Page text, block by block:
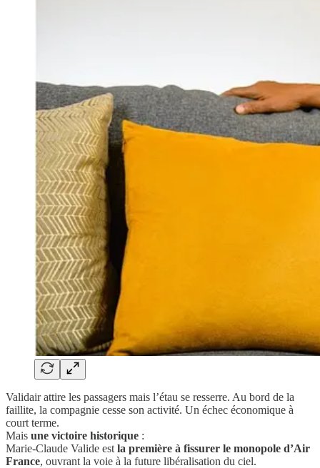
Validair attire les passagers mais l’étau se resserre. Au bord de la
faillite, la compagnie cesse son activité. Un échec économique à
court terme.
Mais une victoire historique :
Marie-Claude Valide est la première à fissurer le monopole d’Air
France, ouvrant la voie à la future libéralisation du ciel.